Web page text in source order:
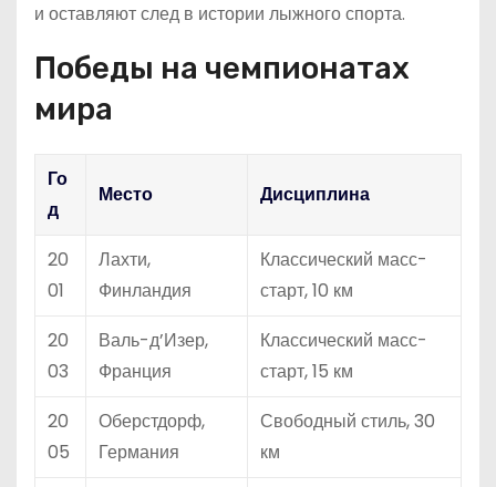
и оставляют след в истории лыжного спорта.
Победы на чемпионатах
мира
Го
д
Место Дисциплина
20
01
Лахти,
Финландия
Классический масс-
старт, 10 км
20
03
Валь-д’Изер,
Франция
Классический масс-
старт, 15 км
20
05
Оберстдорф,
Германия
Свободный стиль, 30
км